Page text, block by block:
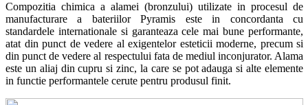
Compozitia chimica a alamei (bronzului) utilizate in procesul de
manufacturare a bateriilor Pyramis este in concordanta cu
standardele internationale si garanteaza cele mai bune performante,
atat din punct de vedere al exigentelor esteticii moderne, precum si
din punct de vedere al respectului fata de mediul inconjurator. Alama
este un aliaj din cupru si zinc, la care se pot adauga si alte elemente
in functie performantele cerute pentru produsul finit.